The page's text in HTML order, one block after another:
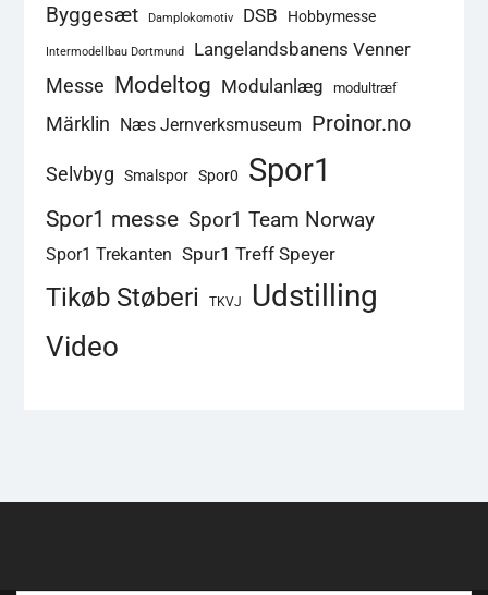
Byggesæt Damplokomotiv DSB Hobbymesse
Intermodellbau Dortmund
Langelandsbanens Venner
Messe Modeltog Modulanlæg modultræf
Märklin Næs Jernverksmuseum Proinor.no
Selvbyg Smalspor Spor0 Spor1
Spor1 messe Spor1 Team Norway
Spor1 Trekanten Spur1 Treff Speyer
Tikøb Støberi TKVJ Udstilling
Video